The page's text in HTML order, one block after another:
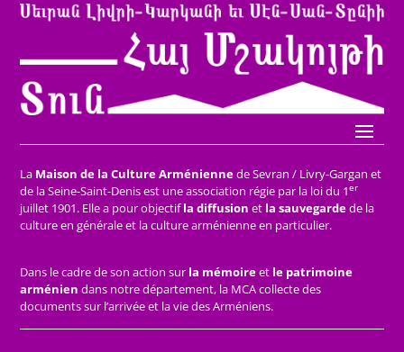
La Maison de la Culture Arméniennede Sevran / Livry-Gargan et
de la Seine-Saint-Denis est une association régie par la loi du 1er
juillet 1901. Elle a pour objectifla diffusion et la sauvegardede la
culture en générale et la culture arménienne en particulier.
Dans le cadre de son action sur la mémoireet le patrimoine
arménien dans notre département, la MCA collecte des
documents sur l’arrivée et la vie des Arméniens.